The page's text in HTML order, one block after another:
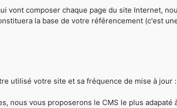
vont composer chaque page du site Internet,
la base de votre référencement (c'est
utilisé votre site et sa fréquence de mise à jour :
nous vous proposerons le CMS le plus adapaté